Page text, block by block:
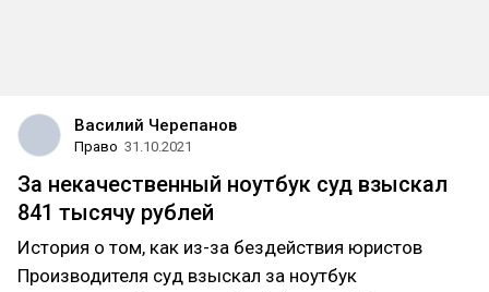
Василий Черепанов
Право 31.10.2021
За некачественный ноутбук суд взыскал
841 тысячу рублей
История о том, как из-за бездействия юристов
Производителя суд взыскал за ноутбук